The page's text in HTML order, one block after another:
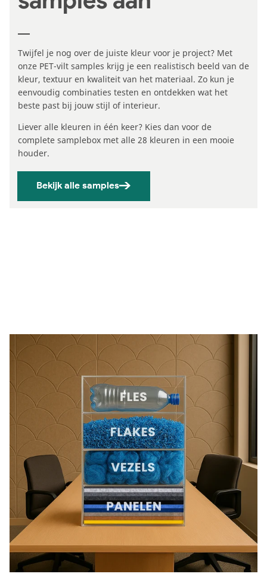
Twijfel je nog over de juiste kleur voor je project? Met
onze PET-vilt samples krijg je een realistisch beeld van de
kleur, textuur en kwaliteit van het materiaal. Zo kun je
eenvoudig combinaties testen en ontdekken wat het
beste past bij jouw stijl of interieur.
Liever alle kleuren in één keer? Kies dan voor de
complete samplebox met alle 28 kleuren in een mooie
houder.
Bekijk alle samples